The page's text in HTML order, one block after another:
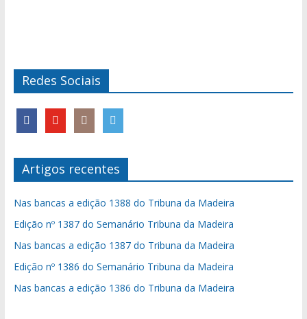
Redes Sociais
Artigos recentes
Nas bancas a edição 1388 do Tribuna da Madeira
Edição nº 1387 do Semanário Tribuna da Madeira
Nas bancas a edição 1387 do Tribuna da Madeira
Edição nº 1386 do Semanário Tribuna da Madeira
Nas bancas a edição 1386 do Tribuna da Madeira